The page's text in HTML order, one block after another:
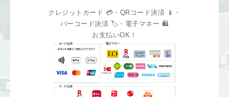
クレジットカード 💳・QRコード決済 📱・
バーコード決済 🏷️・電子マネー 🛍️
お支払いOK！